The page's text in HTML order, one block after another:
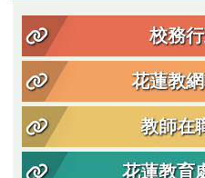
校務
花蓮教
教師在
花蓮教育